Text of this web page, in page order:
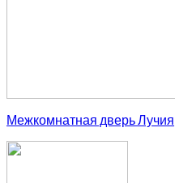
Межкомнатная дверь Лучия